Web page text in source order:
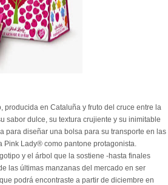
en Cataluña y fruto del cruce entre la
sabor dulce, su textura crujiente y su inimitable
para diseñar una bolsa para su transporte en las
Pink Lady® como pantone protagonista.
y el árbol que la sostiene -hasta finales
las últimas manzanas del mercado en ser
podrá encontraste a partir de diciembre en